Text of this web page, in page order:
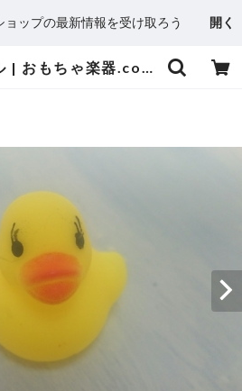
ップの最新情報を受け取ろう 開く
10円アヒル | おもちゃ楽器.com